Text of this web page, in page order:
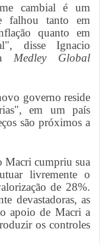
cambial é um
falhou tanto em
quanto em
disse Ignacio
Medley Global
governo reside
em um país
são próximos a
Macri cumpriu sua
livremente o
de 28%.
devastadoras, as
apoio de Macri a
os controles